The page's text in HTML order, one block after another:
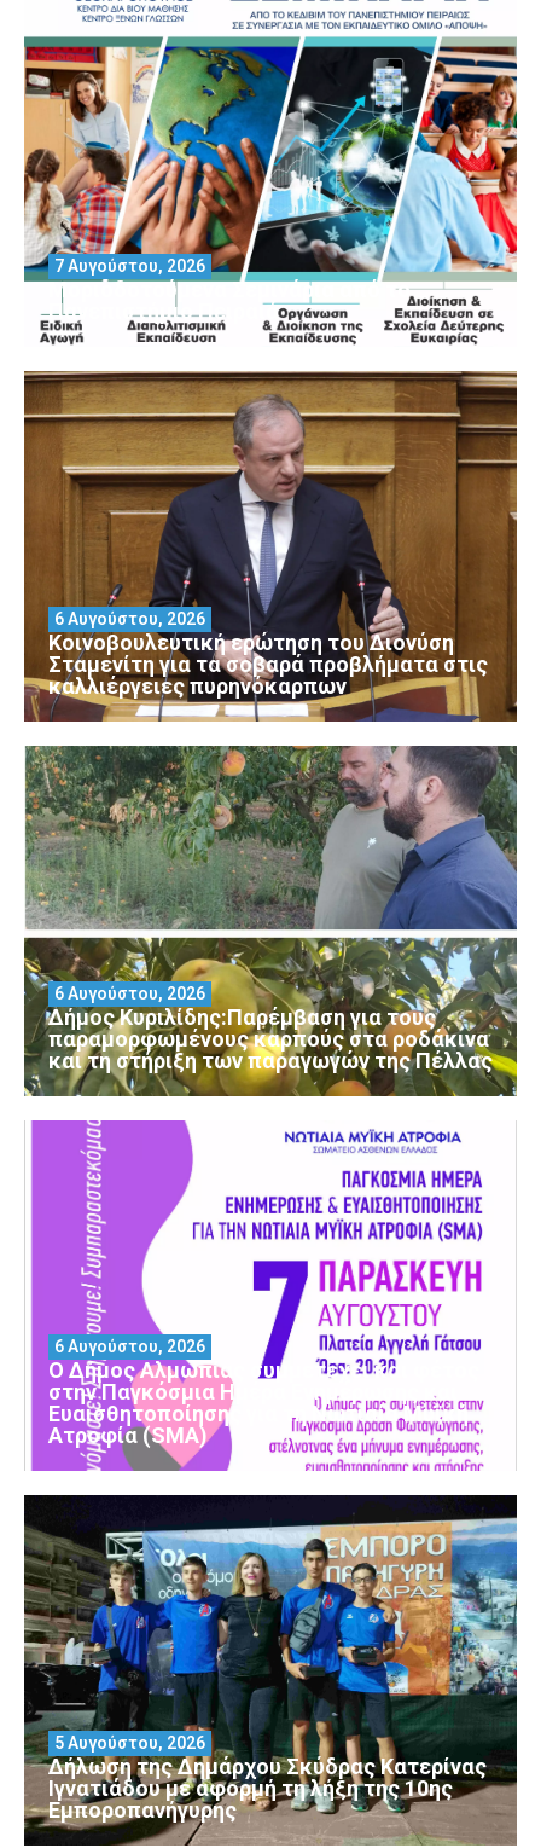
Μοριοδοτούμενα Σεμινάρια από το
Πανεπιστήμιο Πειραιά
7 Αυγούστου, 2026
Κοινοβουλευτική ερώτηση του Διονύση
Σταμενίτη για τα σοβαρά προβλήματα στις
καλλιέργειες πυρηνόκαρπων
6 Αυγούστου, 2026
Δήμος Κυριλίδης:Παρέμβαση για τους
παραμορφωμένους καρπούς στα ροδάκινα
και τη στήριξη των παραγωγών της Πέλλας
6 Αυγούστου, 2026
Ο Δήμος Αλμωπίας συμμετέχει και φέτος
στην Παγκόσμια Ημέρα Ενημέρωσης και
Ευαισθητοποίησης για τη Νωτιαία Μυϊκή
Ατροφία (SMA)
6 Αυγούστου, 2026
Δήλωση της Δημάρχου Σκύδρας Κατερίνας
Ιγνατιάδου με αφορμή τη λήξη της 10ης
Εμποροπανήγυρης
5 Αυγούστου, 2026